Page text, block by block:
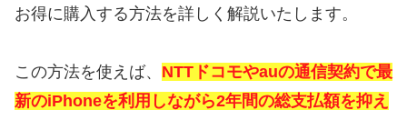
お得に購入する方法を詳しく解説いたします。
この方法を使えば、 NTTドコモやauの通信契約で最
新のiPhoneを利用しながら2年間の総支払額を抑え